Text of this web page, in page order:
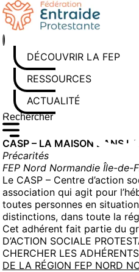
Aller
au
contenu
DÉCOUVRIR LA FEP
RESSOURCES
ACTUALITÉS
Rechercher sur le site
Saisissez au moins 3
CASP – LA MAISON DANS
Précarités
FEP Nord Normandie Île-de-
Le CASP – Centre d’action
association qui agit pour
toutes personnes en
distinctions, dans toute la
Cet adhérent fait partie du
D’ACTION SOCIALE
CHERCHER LES ADHÉRENTS
DE LA RÉGION FEP NORD